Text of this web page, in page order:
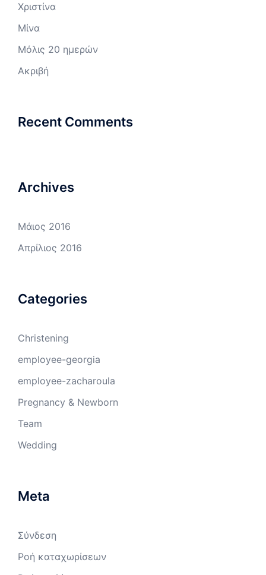
Χριστίνα
Μίνα
Μόλις 20 ημερών
Ακριβή
Recent Comments
Archives
Μάιος 2016
Απρίλιος 2016
Categories
Christening
employee-georgia
employee-zacharoula
Pregnancy & Newborn
Team
Wedding
Meta
Σύνδεση
Ροή καταχωρίσεων